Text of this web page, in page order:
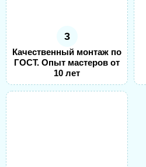
3
Качественный монтаж по
ГОСТ. Опыт мастеров от
10 лет